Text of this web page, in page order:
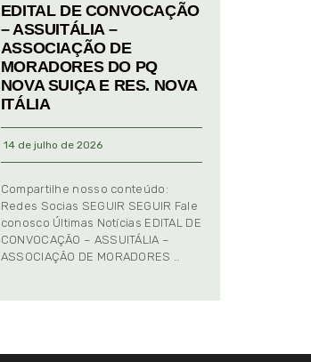
EDITAL DE CONVOCAÇÃO
– ASSUITÁLIA –
ASSOCIAÇÃO DE
MORADORES DO PQ
NOVA SUIÇA E RES. NOVA
ITÁLIA
14 de julho de 2026
Compartilhe nosso conteúdo:
Redes Socias SEGUIR SEGUIR Fale
conosco Últimas Notícias EDITAL DE
CONVOCAÇÃO – ASSUITÁLIA –
ASSOCIAÇÃO DE MORADORES …